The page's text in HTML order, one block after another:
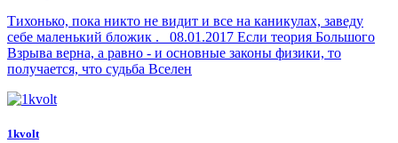
Тихонько, пока никто не видит и все на каникулах, заведу
себе маленький бложик . 08.01.2017 Если теория Большого
Взрыва верна, а равно - и основные законы физики, то
получается, что судьба Вселен
1kvolt